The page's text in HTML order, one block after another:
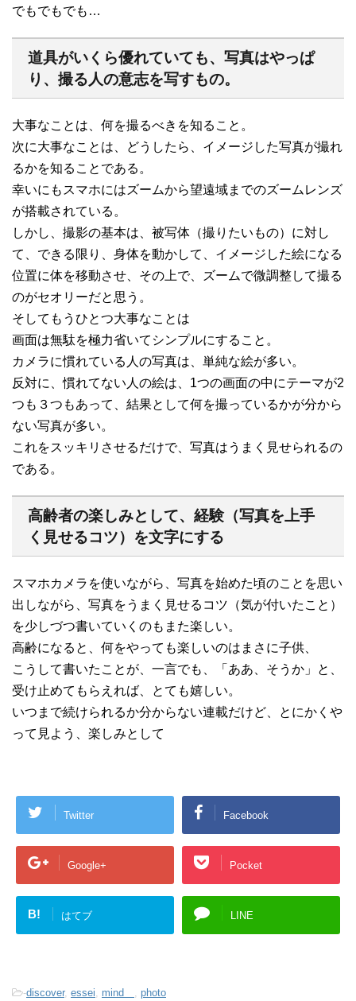
でもでもでも…
道具がいくら優れていても、写真はやっぱ
り、撮る人の意志を写すもの。
大事なことは、何を撮るべきを知ること。
次に大事なことは、どうしたら、イメージした写真が撮れ
るかを知ることである。
幸いにもスマホにはズームから望遠域までのズームレンズ
が搭載されている。
しかし、撮影の基本は、被写体（撮りたいもの）に対し
て、できる限り、身体を動かして、イメージした絵になる
位置に体を移動させ、その上で、ズームで微調整して撮る
のがセオリーだと思う。
そしてもうひとつ大事なことは
画面は無駄を極力省いてシンプルにすること。
カメラに慣れている人の写真は、単純な絵が多い。
反対に、慣れてない人の絵は、1つの画面の中にテーマが2
つも３つもあって、結果として何を撮っているかが分から
ない写真が多い。
これをスッキリさせるだけで、写真はうまく見せられるの
である。
高齢者の楽しみとして、経験（写真を上手
く見せるコツ）を文字にする
スマホカメラを使いながら、写真を始めた頃のことを思い
出しながら、写真をうまく見せるコツ（気が付いたこと）
を少しづつ書いていくのもまた楽しい。
高齢になると、何をやっても楽しいのはまさに子供、
こうして書いたことが、一言でも、「ああ、そうか」と、
受け止めてもらえれば、とても嬉しい。
いつまで続けられるか分からない連載だけど、とにかくや
って見よう、楽しみとして
Twitter Facebook
Google+ Pocket
B! はてブ LINE
-discover, essei, mind , photo